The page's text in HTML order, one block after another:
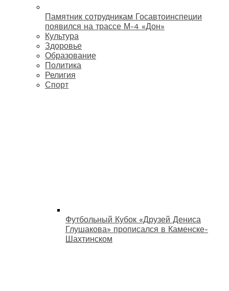
Памятник сотрудникам Госавтоинспеции
появился на трассе М-4 «Дон»
Культура
Здоровье
Образование
Политика
Религия
Спорт
Футбольный Кубок «Друзей Дениса
Глушакова» прописался в Каменске-
Шахтинском